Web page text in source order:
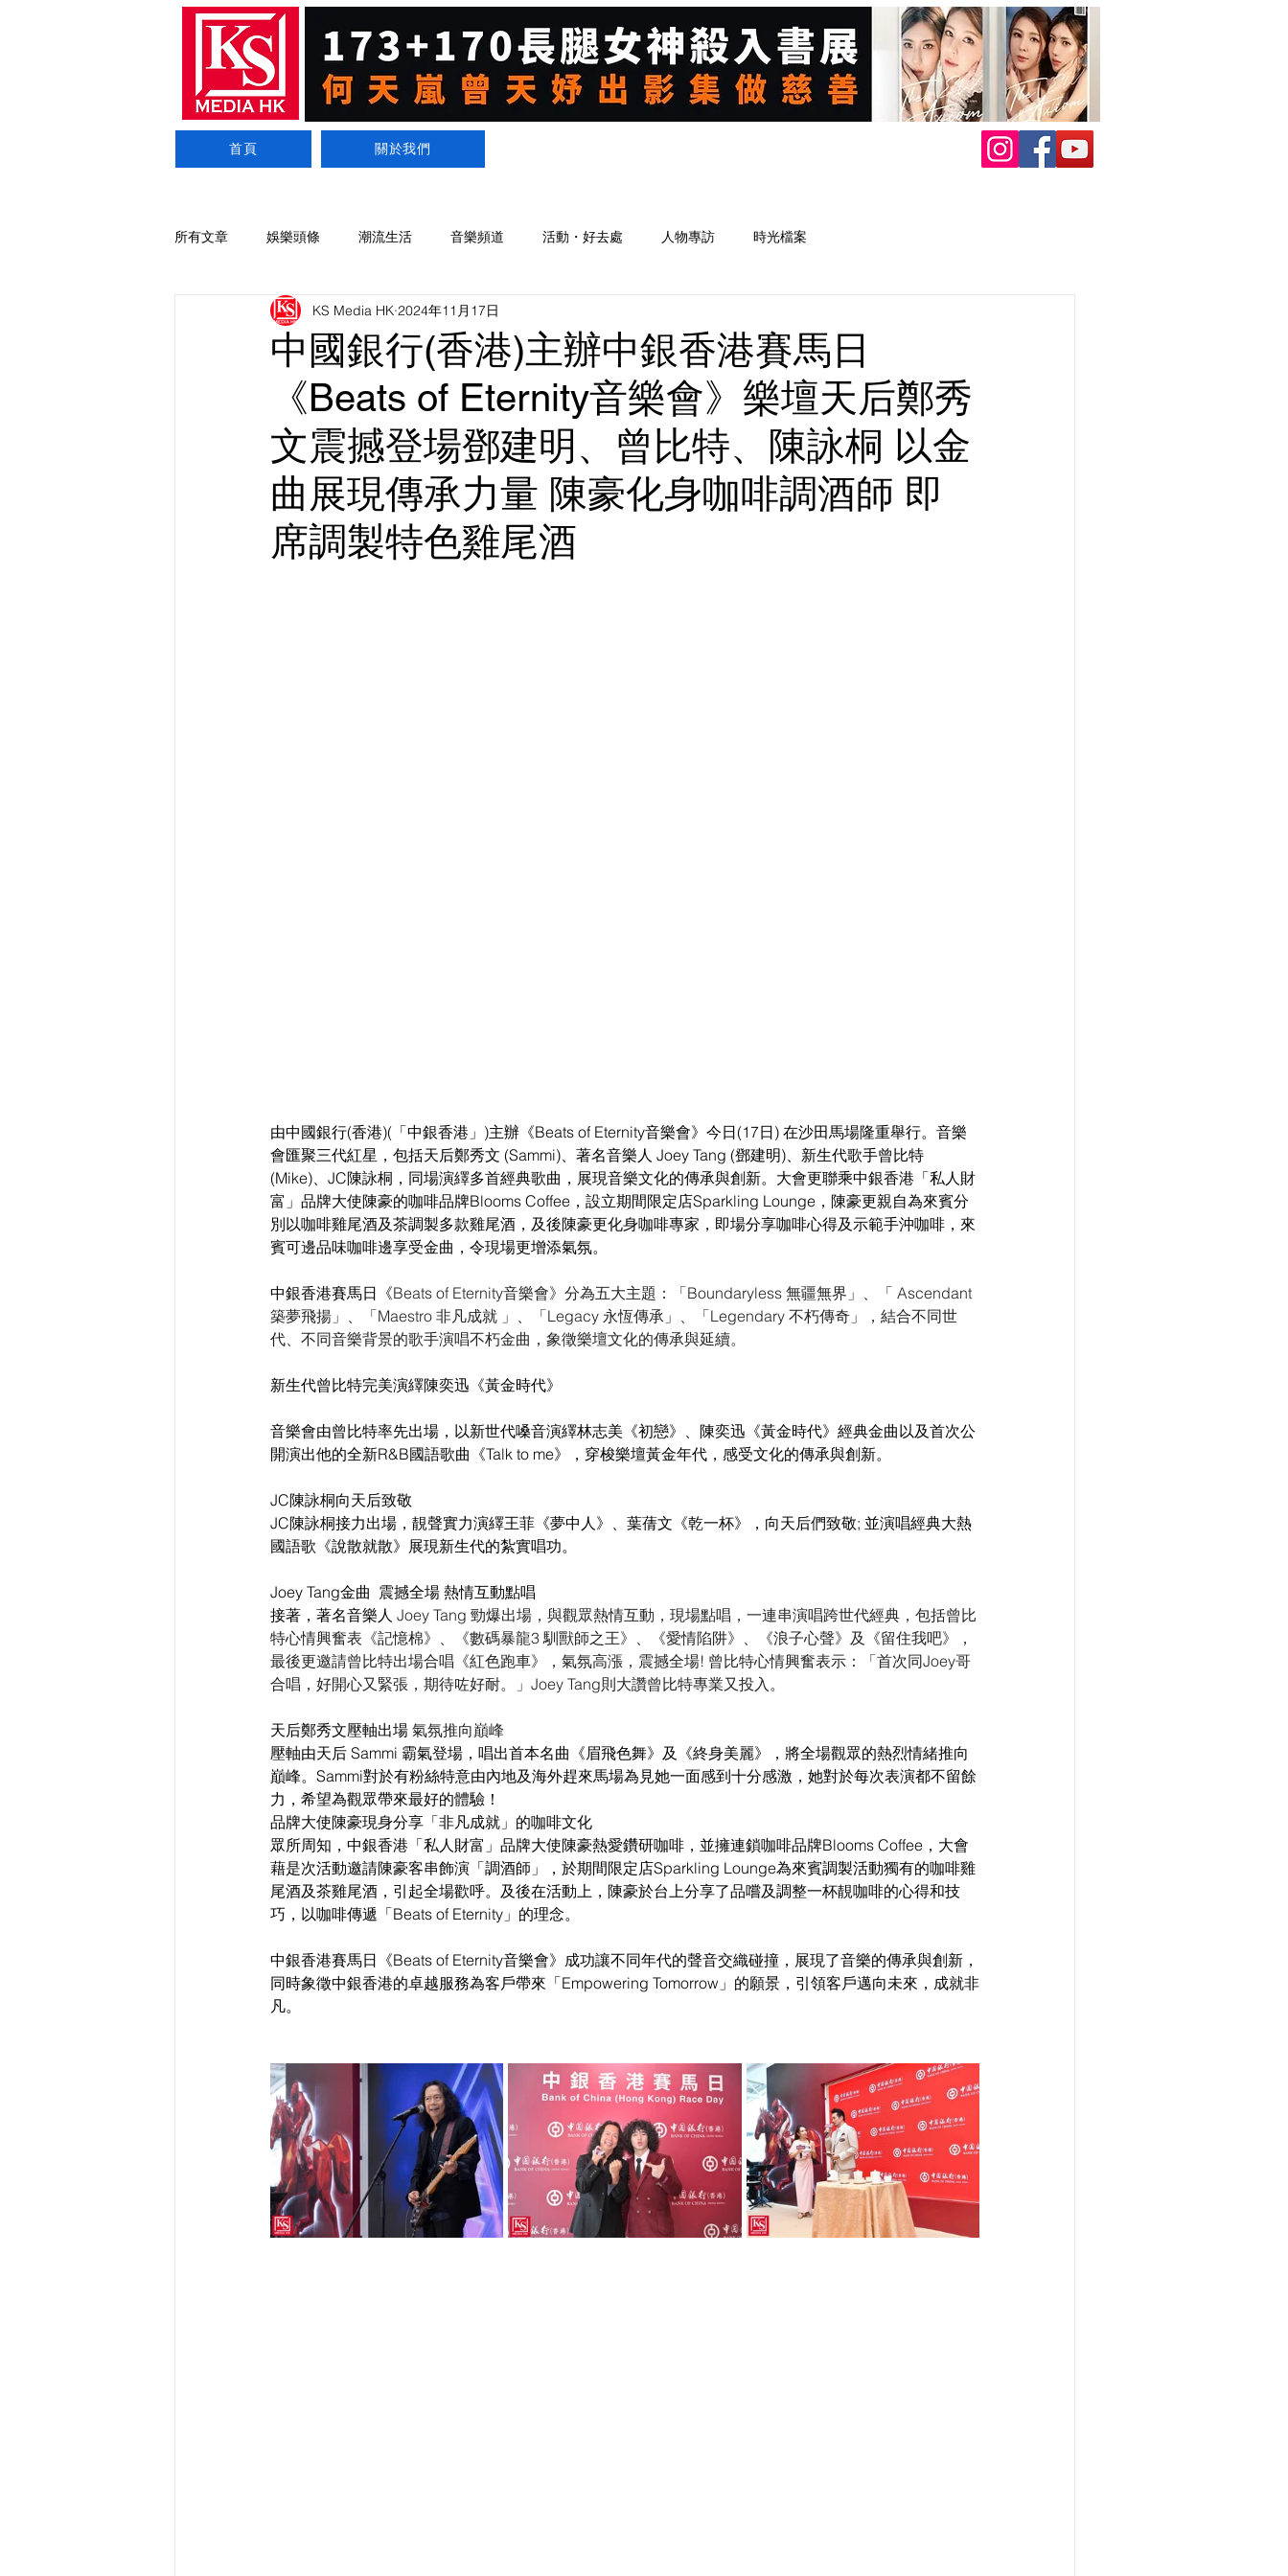
首頁 關於我們
所有文章 娛樂頭條 潮流生活 音樂頻道 活動・好去處 人物專訪 時光檔案
中國銀行(香港)主辦中銀香港賽馬日
《Beats of Eternity音樂會》樂壇天后鄭秀
文震撼登場鄧建明、曾比特、陳詠桐 以金
曲展現傳承力量 陳豪化身咖啡調酒師 即
席調製特色雞尾酒
KS Media HK 2024年11月17日
由中國銀行(香港)(「中銀香港」)主辦《Beats of Eternity音樂會》今日(17日) 在沙田馬場隆重舉行。音樂
會匯聚三代紅星，包括天后鄭秀文 (Sammi)、著名音樂人 Joey Tang (鄧建明)、新生代歌手曾比特
(Mike)、JC陳詠桐，同場演繹多首經典歌曲，展現音樂文化的傳承與創新。大會更聯乘中銀香港「私人財
富」品牌大使陳豪的咖啡品牌Blooms Coffee，設立期間限定店Sparkling Lounge，陳豪更親自為來賓分
別以咖啡雞尾酒及茶調製多款雞尾酒，及後陳豪更化身咖啡專家，即場分享咖啡心得及示範手沖咖啡，來
賓可邊品味咖啡邊享受金曲，令現場更增添氣氛。
中銀香港賽馬日《Beats of Eternity音樂會》分為五大主題：「Boundaryless 無疆無界」、「 Ascendant
築夢飛揚」、「Maestro 非凡成就 」、「Legacy 永恆傳承」、「Legendary 不朽傳奇」，結合不同世
代、不同音樂背景的歌手演唱不朽金曲，象徵樂壇文化的傳承與延續。
新生代曾比特完美演繹陳奕迅《黃金時代》
音樂會由曾比特率先出場，以新世代嗓音演繹林志美《初戀》、陳奕迅《黃金時代》經典金曲以及首次公
開演出他的全新R&B國語歌曲《Talk to me》，穿梭樂壇黃金年代，感受文化的傳承與創新。
JC陳詠桐向天后致敬
JC陳詠桐接力出場，靚聲實力演繹王菲《夢中人》、葉蒨文《乾一杯》，向天后們致敬; 並演唱經典大熱
國語歌《說散就散》展現新生代的紮實唱功。
Joey Tang金曲  震撼全場 熱情互動點唱
接著，著名音樂人 Joey Tang 勁爆出場，與觀眾熱情互動，現場點唱，一連串演唱跨世代經典，包括曾比
特心情興奮表《記憶棉》、《數碼暴龍3 馴獸師之王》、《愛情陷阱》、《浪子心聲》及《留住我吧》，
最後更邀請曾比特出場合唱《紅色跑車》，氣氛高漲，震撼全場! 曾比特心情興奮表示：「首次同Joey哥
合唱，好開心又緊張，期待咗好耐。」Joey Tang則大讚曾比特專業又投入。
天后鄭秀文壓軸出場 氣氛推向巔峰
壓軸由天后 Sammi 霸氣登場，唱出首本名曲《眉飛色舞》及《終身美麗》，將全場觀眾的熱烈情緒推向
巔峰。Sammi對於有粉絲特意由內地及海外趕來馬場為見她一面感到十分感激，她對於每次表演都不留餘
力，希望為觀眾帶來最好的體驗！
品牌大使陳豪現身分享「非凡成就」的咖啡文化
眾所周知，中銀香港「私人財富」品牌大使陳豪熱愛鑽研咖啡，並擁連鎖咖啡品牌Blooms Coffee，大會
藉是次活動邀請陳豪客串飾演「調酒師」，於期間限定店Sparkling Lounge為來賓調製活動獨有的咖啡雞
尾酒及茶雞尾酒，引起全場歡呼。及後在活動上，陳豪於台上分享了品嚐及調整一杯靚咖啡的心得和技
巧，以咖啡傳遞「Beats of Eternity」的理念。
中銀香港賽馬日《Beats of Eternity音樂會》成功讓不同年代的聲音交織碰撞，展現了音樂的傳承與創新，
同時象徵中銀香港的卓越服務為客戶帶來「Empowering Tomorrow」的願景，引領客戶邁向未來，成就非
凡。